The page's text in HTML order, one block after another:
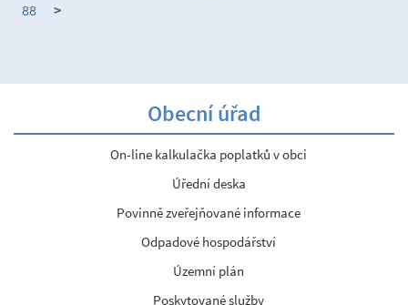
88
>
Obecní úřad
On-line kalkulačka poplatků v obci
Úřední deska
Povinně zveřejňované informace
Odpadové hospodářství
Územní plán
Poskytované služby